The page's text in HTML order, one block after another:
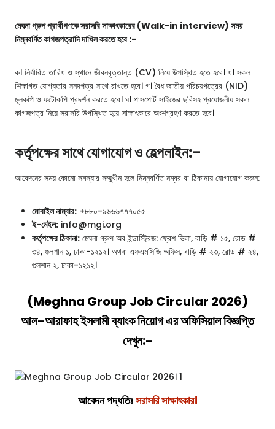
মেঘনা গ্রুপ প্রার্থীগণকে সরাসরি সাক্ষাৎকারের (Walk-in interview) সময়
নিম্নবর্ণিত কাগজপত্রাদি দাখিল করতে হবে :-
ক। নির্ধারিত তারিখ ও স্থানে জীবনবৃত্তান্ত (CV) নিয়ে উপস্থিত হতে হবে। খ। সকল
শিক্ষাগত যোগ্যতার সনদপত্র সাথে রাখতে হবে। গ। বৈধ জাতীয় পরিচয়পত্রের (NID)
মূলকপি ও ফটোকপি প্রদর্শন করতে হবে। ঘ। পাসপোর্ট সাইজের ছবিসহ প্রয়োজনীয় সকল
কাগজপত্র নিয়ে সরাসরি উপস্থিত হয়ে সাক্ষাৎকারে অংশগ্রহণ করতে হবে।
কর্তৃপক্ষের সাথে যোগাযোগ ও হেল্পলাইন:-
আবেদনের সময় কোনো সমস্যার সম্মুখীন হলে নিম্নবর্ণিত নম্বর বা ঠিকানায় যোগাযোগ করুন:
মোবাইল নাম্বার: +৮৮০-৯৬৬৬৭৭৭০৫৫
ই-মেইল: info@mgi.org
কর্তৃপক্ষের ঠিকানা: মেঘনা গ্রুপ অব ইন্ডাস্ট্রিজ: ফ্রেশ ভিলা, বাড়ি # ১৫, রোড #
৩৪, গুলশান ১, ঢাকা-১২১২। অথবা এফএমসিজি অফিস, বাড়ি # ২৩, রোড # ২৪,
গুলশান ২, ঢাকা-১২১২।
(Meghna Group Job Circular 2026)
আল-আরাফাহ ইসলামী ব্যাংক নিয়োগ এর অফিসিয়াল বিজ্ঞপ্তি
দেখুন:-
আবেদন পদ্ধতিঃসরাসরি সাক্ষাৎকার।